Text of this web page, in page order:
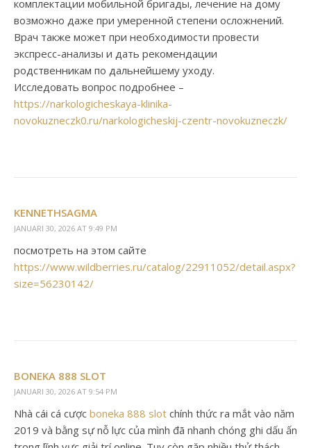
комплектации мобильной бригады, лечение на дому
возможно даже при умеренной степени осложнений.
Врач также может при необходимости провести
экспресс-анализы и дать рекомендации
родственникам по дальнейшему уходу.
Исследовать вопрос подробнее –
https://narkologicheskaya-klinika-
novokuzneczk0.ru/narkologicheskij-czentr-novokuzneczk/
KENNETHSAGMA
JANUARI 30, 2026 AT 9:49 PM
посмотреть на этом сайте
https://www.wildberries.ru/catalog/22911052/detail.aspx?
size=56230142/
BONEKA 888 SLOT
JANUARI 30, 2026 AT 9:54 PM
Nhà cái cá cược boneka 888 slot chính thức ra mắt vào năm
2019 và bằng sự nỗ lực của mình đã nhanh chóng ghi dấu ấn